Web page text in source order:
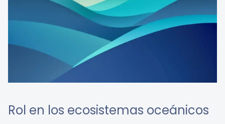
Rol en los ecosistemas oceánicos